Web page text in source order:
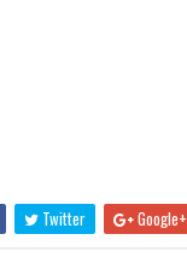
Twitter Google+